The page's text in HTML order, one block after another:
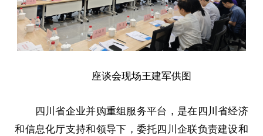
座谈会现场王建军供图
四川省企业并购重组服务平台，是在四川省经济
和信息化厅支持和领导下，委托四川企联负责建设和